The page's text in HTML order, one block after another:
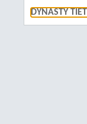
DYNASTY